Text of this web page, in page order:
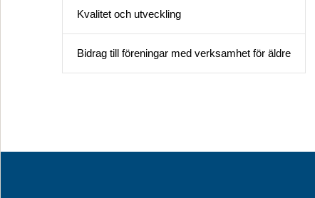
Kvalitet och utveckling
Bidrag till föreningar med verksamhet för äldre